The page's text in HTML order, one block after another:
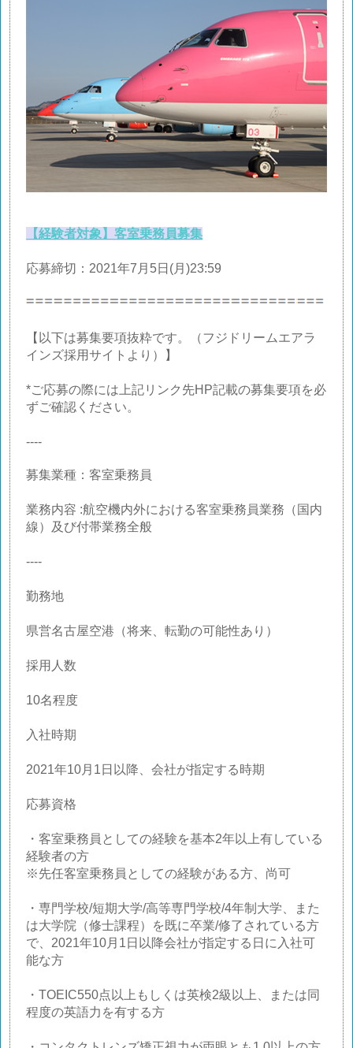
【経験者対象】客室乗務員募集
応募締切：2021年7月5日(月)23:59
【以下は募集要項抜粋です。（フジドリームエアラ
インズ採用サイトより）】
*ご応募の際には上記リンク先HP記載の募集要項を必
ずご確認ください。
----
募集業種：客室乗務員
業務内容 :航空機内外における客室乗務員業務（国内
線）及び付帯業務全般
----
勤務地
県営名古屋空港（将来、転勤の可能性あり）
採用人数
10名程度
入社時期
2021年10月1日以降、会社が指定する時期
応募資格
・客室乗務員としての経験を基本2年以上有している
経験者の方
※先任客室乗務員としての経験がある方、尚可
・専門学校/短期大学/高等専門学校/4年制大学、また
は大学院（修士課程）を既に卒業/修了されている方
で、2021年10月1日以降会社が指定する日に入社可
能な方
・TOEIC550点以上もしくは英検2級以上、または同
程度の英語力を有する方